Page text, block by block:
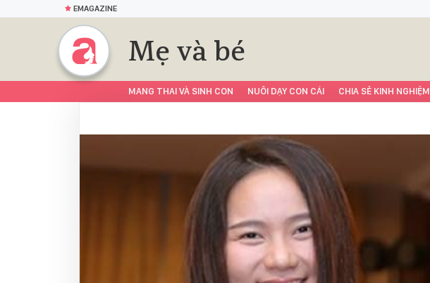
EMAGAZINE
Mẹ và bé
MANG THAI VÀ SINH CON NUÔI DẠY CON CÁI CHIA SẺ KINH NGHIỆM